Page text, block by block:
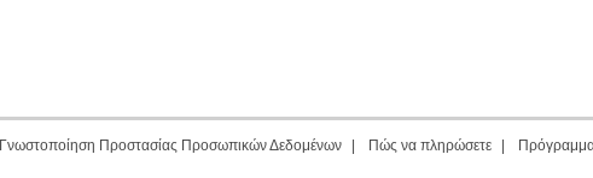
Γνωστοποίηση Προστασίας Προσωπικών Δεδομένων Πώς να πληρώσετε